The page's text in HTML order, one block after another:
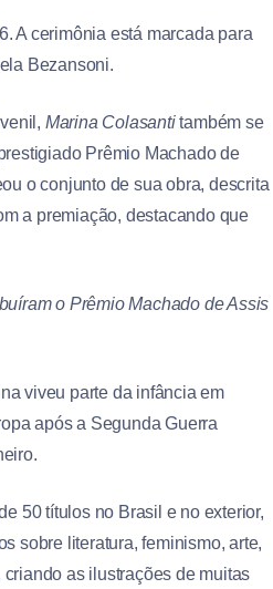
A cerimônia está marcada para
Bezansoni.
Marina Colasantitambém se
Prêmio Machado de
o conjunto de sua obra, descrita
a premiação, destacando que
o Prêmio Machado de Assis
viveu parte da infância em
após a Segunda Guerra
50 títulos no Brasil e no exterior,
sobre literatura, feminismo, arte,
as ilustrações de muitas